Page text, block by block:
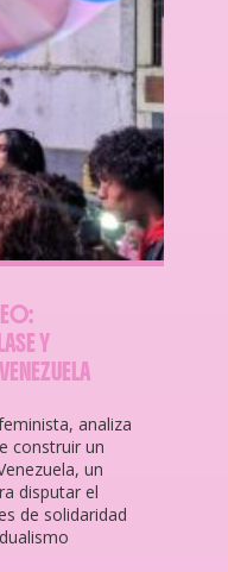
Y
analiza
construir un
un
disputar el
de solidaridad